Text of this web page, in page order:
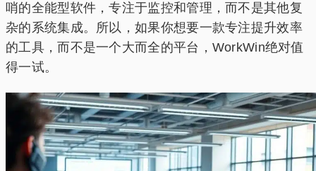
哨的全能型软件，专注于监控和管理，而不是其他复
杂的系统集成。所以，如果你想要一款专注提升效率
的工具，而不是一个大而全的平台，WorkWin绝对值
得一试。